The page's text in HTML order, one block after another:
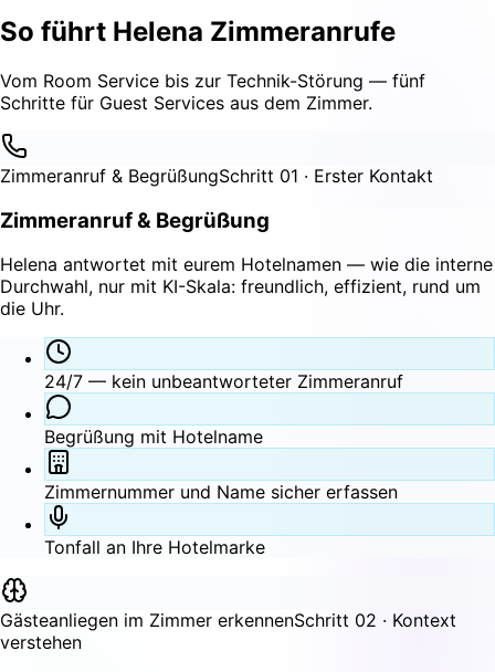
So führt Helena Zimmeranrufe
Vom Room Service bis zur Technik-Störung — fünf
Schritte für Guest Services aus dem Zimmer.
Zimmeranruf & BegrüßungSchritt 01 · Erster Kontakt
Zimmeranruf & Begrüßung
Helena antwortet mit eurem Hotelnamen — wie die interne
Durchwahl, nur mit KI-Skala: freundlich, effizient, rund um
die Uhr.
24/7 — kein unbeantworteter Zimmeranruf
Begrüßung mit Hotelname
Zimmernummer und Name sicher erfassen
Tonfall an Ihre Hotelmarke
Gästeanliegen im Zimmer erkennenSchritt 02 · Kontext
verstehen